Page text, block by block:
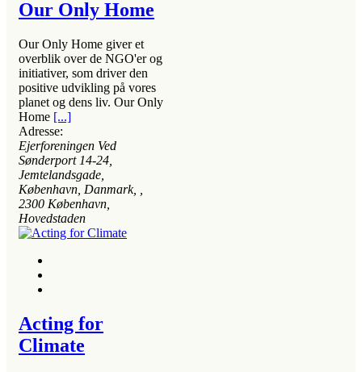
Our Only Home
Our Only Home giver et
overblik over de NGO'er og
initiativer, som driver den
positive udvikling på vores
planet og dens liv. Our Only
Home [...]
Adresse:
Ejerforeningen Ved
Sønderport 14-24,
Jemtelandsgade,
København, Danmark, ,
2300 København,
Hovedstaden
Acting for
Climate